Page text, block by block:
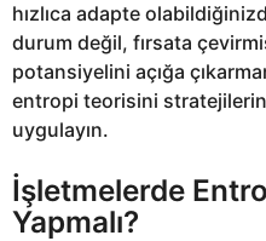
hızlıca adapte
durum değil, fırsata
potansiyelini açığa
entropi teorisini
uygulayın.
İşletmelerde
Yapmalı?